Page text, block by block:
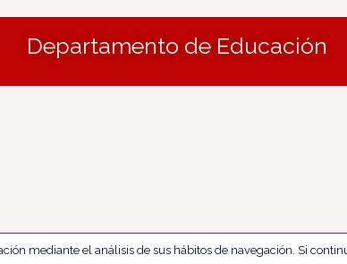
Departamento de Educación
mediante el análisis de sus hábitos de navegación. Si